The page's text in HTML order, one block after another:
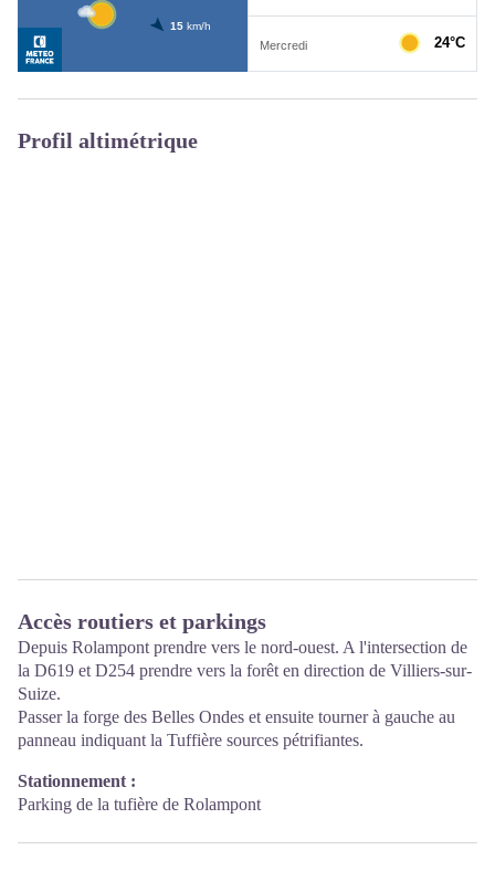
Profil altimétrique
Accès routiers et parkings
Depuis Rolampont prendre vers le nord-ouest. A l'intersection de
la D619 et D254 prendre vers la forêt en direction de Villiers-sur-
Suize.
Passer la forge des Belles Ondes et ensuite tourner à gauche au
panneau indiquant la Tuffière sources pétrifiantes.
Stationnement :
Parking de la tufière de Rolampont